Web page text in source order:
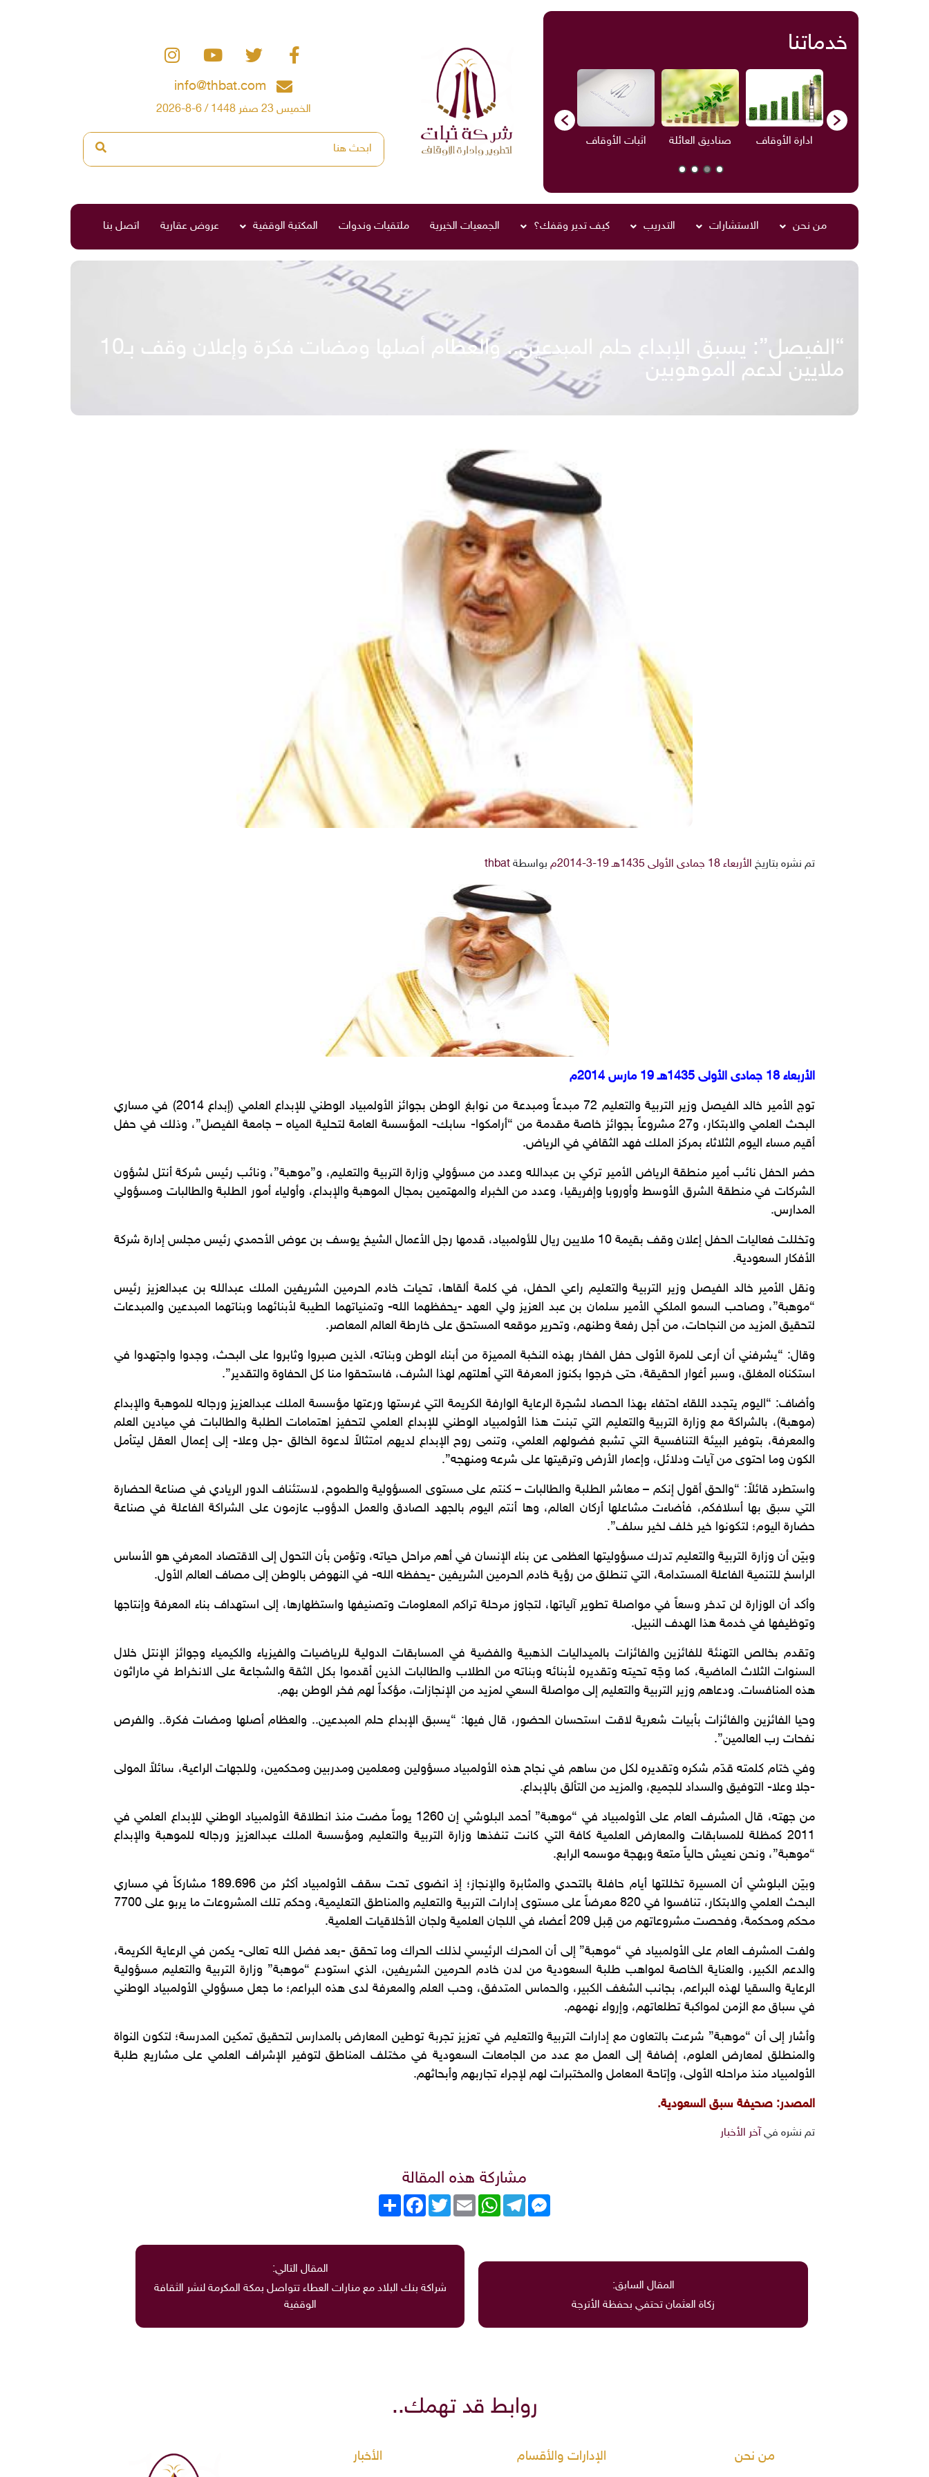
خدماتنا
ادارة الأوقاف صناديق العائلة اثبات الأوقاف الاستشارات ادارة الأوقاف صناديق العائلة
info@thbat.com
الخميس 23 صفر 1448 / 6-8-2026
من نحن الاستشارات التدريب كيف تدير وقفك؟ الجمعيات الخيرية ملتقيات وندوات المكتبة الوقفية عروض عقارية اتصل بنا
“الفيصل”: يسبق الإبداع حلم المبدعين.. والعظام أصلها ومضات فكرة وإعلان وقف بـ10
ملايين لدعم الموهوبين
تم نشره بتاريخ الأربعاء 18 جمادى الأولى 1435هـ 19-3-2014م بواسطة thbat
الأربعاء 18 جمادى الأولى 1435هـ 19 مارس 2014م
توج الأمير خالد الفيصل وزير التربية والتعليم 72 مبدعاً ومبدعة من نوابغ الوطن بجوائز الأولمبياد الوطني للإبداع العلمي (إبداع 2014) في مساري
البحث العلمي والابتكار، و27 مشروعاً بجوائز خاصة مقدمة من “أرامكوا- سابك- المؤسسة العامة لتحلية المياه – جامعة الفيصل”، وذلك في حفل
أقيم مساء اليوم الثلاثاء بمركز الملك فهد الثقافي في الرياض.
حضر الحفل نائب أمير منطقة الرياض الأمير تركي بن عبدالله وعدد من مسؤولي وزارة التربية والتعليم، و”موهبة”، ونائب رئيس شركة أنتل لشؤون
الشركات في منطقة الشرق الأوسط وأوروبا وإفريقيا، وعدد من الخبراء والمهتمين بمجال الموهبة والإبداع، وأولياء أمور الطلبة والطالبات ومسؤولي
المدارس.
وتخللت فعاليات الحفل إعلان وقف بقيمة 10 ملايين ريال للأولمبياد، قدمها رجل الأعمال الشيخ يوسف بن عوض الأحمدي رئيس مجلس إدارة شركة
الأفكار السعودية.
ونقل الأمير خالد الفيصل وزير التربية والتعليم راعي الحفل، في كلمة ألقاها، تحيات خادم الحرمين الشريفين الملك عبدالله بن عبدالعزيز رئيس
“موهبة”، وصاحب السمو الملكي الأمير سلمان بن عبد العزيز ولي العهد -يحفظهما الله- وتمنياتهما الطيبة لأبنائهما وبناتهما المبدعين والمبدعات
لتحقيق المزيد من النجاحات، من أجل رفعة وطنهم، وتحرير موقعه المستحق على خارطة العالم المعاصر.
وقال: “يشرفني أن أرعى للمرة الأولى حفل الفخار بهذه النخبة المميزة من أبناء الوطن وبناته، الذين صبروا وثابروا على البحث، وجدوا واجتهدوا في
استكناه المغلق، وسبر أغوار الحقيقة، حتى خرجوا بكنوز المعرفة التي أهلتهم لهذا الشرف، فاستحقوا منا كل الحفاوة والتقدير”.
وأضاف: “اليوم يتجدد اللقاء احتفاء بهذا الحصاد لشجرة الرعاية الوارفة الكريمة التي غرستها ورعتها مؤسسة الملك عبدالعزيز ورجاله للموهبة والإبداع
(موهبة)، بالشراكة مع وزارة التربية والتعليم التي تبنت هذا الأولمبياد الوطني للإبداع العلمي لتحفيز اهتمامات الطلبة والطالبات في ميادين العلم
والمعرفة، بتوفير البيئة التنافسية التي تشبع فضولهم العلمي، وتنمى روح الإبداع لديهم امتثالاً لدعوة الخالق -جل وعلا- إلى إعمال العقل ليتأمل
الكون وما احتوى من آيات ودلائل، وإعمار الأرض وترقيتها على شرعه ومنهجه”.
واستطرد قائلاً: “والحق أقول إنكم – معاشر الطلبة والطالبات – كنتم على مستوى المسؤولية والطموح، لاستئناف الدور الريادي في صناعة الحضارة
التي سبق بها أسلافكم، فأضاءت مشاعلها أركان العالم، وها أنتم اليوم بالجهد الصادق والعمل الدؤوب عازمون على الشراكة الفاعلة في صناعة
حضارة اليوم؛ لتكونوا خير خلف لخير سلف”.
وبيّن أن وزارة التربية والتعليم تدرك مسؤوليتها العظمى عن بناء الإنسان في أهم مراحل حياته، وتؤمن بأن التحول إلى الاقتصاد المعرفي هو الأساس
الراسخ للتنمية الفاعلة المستدامة، التي تنطلق من رؤية خادم الحرمين الشريفين -يحفظه الله- في النهوض بالوطن إلى مصاف العالم الأول.
وأكد أن الوزارة لن تدخر وسعاً في مواصلة تطوير آلياتها، لتجاوز مرحلة تراكم المعلومات وتصنيفها واستظهارها، إلى استهداف بناء المعرفة وإنتاجها
وتوظيفها في خدمة هذا الهدف النبيل.
وتقدم بخالص التهنئة للفائزين والفائزات بالميداليات الذهبية والفضية في المسابقات الدولية للرياضيات والفيزياء والكيمياء وجوائز الإنتل خلال
السنوات الثلاث الماضية، كما وجّه تحيته وتقديره لأبنائه وبناته من الطلاب والطالبات الذين أقدموا بكل الثقة والشجاعة على الانخراط في ماراثون
هذه المنافسات. ودعاهم وزير التربية والتعليم إلى مواصلة السعي لمزيد من الإنجازات، مؤكداً لهم فخر الوطن بهم.
وحيا الفائزين والفائزات بأبيات شعرية لاقت استحسان الحضور، قال فيها: “يسبق الإبداع حلم المبدعين.. والعظام أصلها ومضات فكرة.. والفرص
نفحات رب العالمين”.
وفي ختام كلمته قدّم شكره وتقديره لكل من ساهم في نجاح هذه الأولمبياد مسؤولين ومعلمين ومدربين ومحكمين، وللجهات الراعية، سائلاً المولى
-جلا وعلا- التوفيق والسداد للجميع، والمزيد من التألق بالإبداع.
من جهته، قال المشرف العام على الأولمبياد في “موهبة” أحمد البلوشي إن 1260 يوماً مضت منذ انطلاقة الأولمبياد الوطني للإبداع العلمي في
2011 كمظلة للمسابقات والمعارض العلمية كافة التي كانت تنفذها وزارة التربية والتعليم ومؤسسة الملك عبدالعزيز ورجاله للموهبة والإبداع
“موهبة”، ونحن نعيش حالياً متعة وبهجة موسمه الرابع.
وبيّن البلوشي أن المسيرة تخللتها أيام حافلة بالتحدي والمثابرة والإنجاز؛ إذ انضوى تحت سقف الأولمبياد أكثر من 189.696 مشاركاً في مساري
البحث العلمي والابتكار، تنافسوا في 820 معرضاً على مستوى إدارات التربية والتعليم والمناطق التعليمية، وحكم تلك المشروعات ما يربو على 7700
محكم ومحكمة، وفحصت مشروعاتهم من قِبل 209 أعضاء في اللجان العلمية ولجان الأخلاقيات العلمية.
ولفت المشرف العام على الأولمبياد في “موهبة” إلى أن المحرك الرئيسي لذلك الحراك وما تحقق -بعد فضل الله تعالى- يكمن في الرعاية الكريمة،
والدعم الكبير، والعناية الخاصة لمواهب طلبة السعودية من لدن خادم الحرمين الشريفين، الذي استودع “موهبة” وزارة التربية والتعليم مسؤولية
الرعاية والسقيا لهذه البراعم، بجانب الشغف الكبير، والحماس المتدفق، وحب العلم والمعرفة لدى هذه البراعم؛ ما جعل مسؤولي الأولمبياد الوطني
في سباق مع الزمن لمواكبة تطلعاتهم، وإرواء نهمهم.
وأشار إلى أن “موهبة” شرعت بالتعاون مع إدارات التربية والتعليم في تعزيز تجربة توطين المعارض بالمدارس لتحقيق تمكين المدرسة؛ لتكون النواة
والمنطلق لمعارض العلوم، إضافة إلى العمل مع عدد من الجامعات السعودية في مختلف المناطق لتوفير الإشراف العلمي على مشاريع طلبة
الأولمبياد منذ مراحله الأولى، وإتاحة المعامل والمختبرات لهم لإجراء تجاربهم وأبحاثهم.
المصدر: صحيفة سبق السعودية.
تم نشره في آخر الأخبار
مشاركة هذه المقالة
انشر
FacebookTwitterEmail
WhatsAppTelegram
Messenger
المقال السابق:
زكاة العثمان تحتفي بحفظة الأترجة
المقال التالي:
شراكة بنك البلاد مع منارات العطاء تتواصل بمكة المكرمة لنشر الثقافة
الوقفية
روابط قد تهمك..
من نحن الإدارات والأقسام الأخبار